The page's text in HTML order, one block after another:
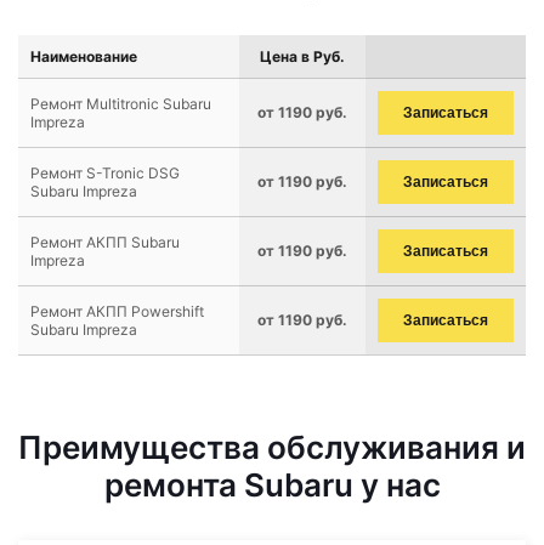
Наименование Цена в Руб.
Ремонт Multitronic Subaru
Impreza
от 1190 руб. Записаться
Ремонт S-Tronic DSG
Subaru Impreza
от 1190 руб. Записаться
Ремонт АКПП Subaru
Impreza
от 1190 руб. Записаться
Ремонт АКПП Powershift
Subaru Impreza
от 1190 руб. Записаться
Преимущества обслуживания и
ремонта Subaru у нас